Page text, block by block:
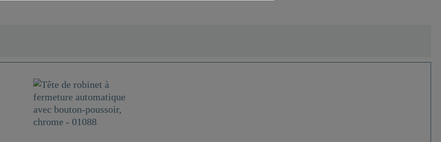
Chromé